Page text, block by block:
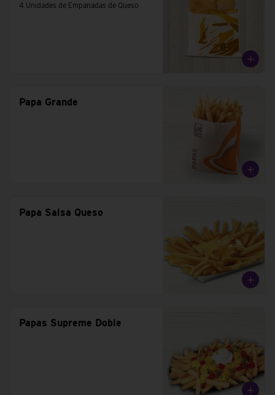
4 Unidades de Empanadas de Queso
Papa Grande
Papa Salsa Queso
Papas Supreme Doble